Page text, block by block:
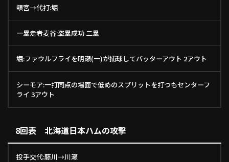
頓宮→代打:堀
一塁走者麦谷:盗塁成功 二塁
堀:ファウルフライを明瀬(一)が捕球してバッターアウト 2アウト
シーモア:一打同点の場面で低めのスプリットを打つもセンターフ
ライ 3アウト
8回表 北海道日本ハムの攻撃
投手交代:藤川→川瀬